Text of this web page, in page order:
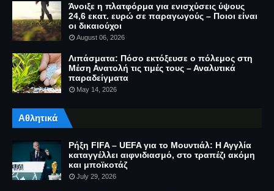
Άνοιξε η πλατφόρμα για ενισχύσεις ύψους
24,6 εκατ. ευρώ σε παραγωγούς – Ποιοι είναι
οι δικαιούχοι
August 06, 2026
Λιπάσματα: Πόσο εκτόξευσε ο πόλεμος στη
Μέση Ανατολή τις τιμές τους – Αναλυτικά
παραδείγματα
May 14, 2026
Αθλητικά
Ρήξη FIFA – UEFA για το Μουντιάλ: Η Αγγλία
καταγγέλλει αιφνιδιασμό, στο τραπέζι ακόμη
και μποϊκοτάζ
July 29, 2026